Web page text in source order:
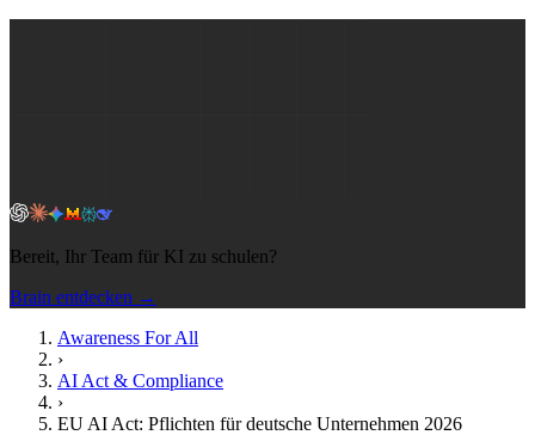
Bereit, Ihr Team für KI zu schulen?
Brain entdecken →
Awareness For All
›
AI Act & Compliance
›
EU AI Act: Pflichten für deutsche Unternehmen 2026